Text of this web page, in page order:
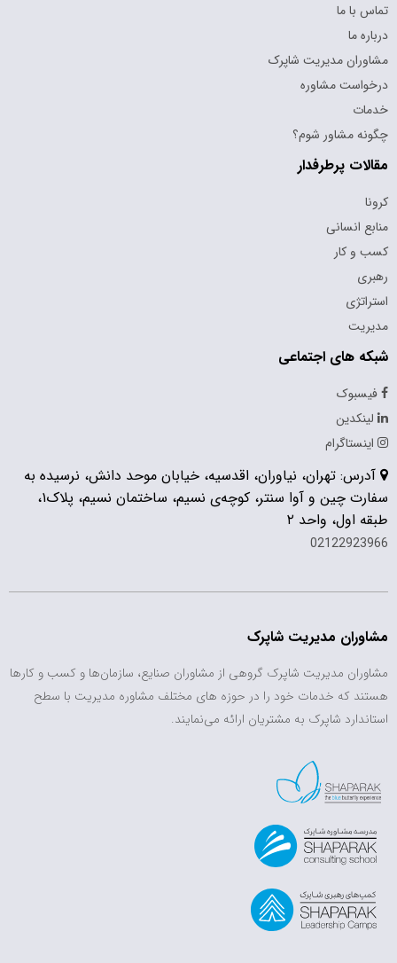
تماس با ما
درباره ما
مشاوران مدیریت شاپرک
درخواست مشاوره
خدمات
چگونه مشاور شوم؟
مقالات پرطرفدار
کرونا
منابع انسانی
کسب و کار
رهبری
استراتژی
مدیریت
شبکه های اجتماعی
فیسبوک
لینکدین
اینستاگرام
آدرس: تهران، نیاوران، اقدسیه، خیابان موحد دانش، نرسیده به
سفارت چین و آوا سنتر، کوچه‌ی نسیم، ساختمان نسیم، پلاک۱،
طبقه اول، واحد ۲
02122923966
مشاوران مدیریت شاپرک
مشاوران مدیریت شاپرک گروهی از مشاوران صنایع، سازمان‌ها و کسب و کارها
هستند که خدمات خود را در حوزه های مختلف مشاوره مدیریت با سطح
استاندارد شاپرک به مشتریان ارائه می‌نمایند.